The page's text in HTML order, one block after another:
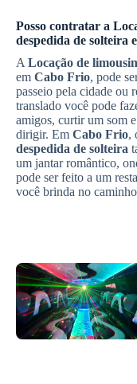
Posso contratar a
despedida de solteira
A Locação de
em Cabo Frio, pode
passeio pela cidade ou
translado você pode
amigos, curtir um som
dirigir. Em Cabo Frio,
despedida de solteira
um jantar romântico,
pode ser feito a um
você brinda no